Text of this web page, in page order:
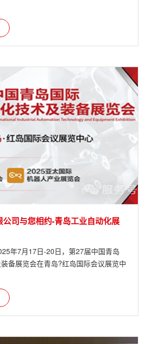
司与您相约-青岛工业自动化展
年7月17日-20日，第27届中国青岛
备展览会在青岛?红岛国际会议展览中